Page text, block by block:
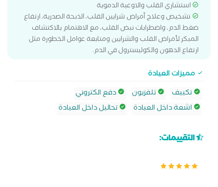
استشاري القلب والاوعية الدموية
تشخيص وعلاج أمراض شرايين القلب، الذبحة الصدرية، ارتفاع
ضغط الدم، واضطرابات نبض القلب، مع الاهتمام بالاكتشاف
المبكر لأمراض القلب والشرايين ومتابعة عوامل الخطورة مثل
ارتفاع الدهون والكوليسترول في الدم.
مميزات العيادة
تكييف
تلفزيون
دفع الكتروني
اشعة داخل العيادة
تحاليل داخل العيادة
التقييمات: